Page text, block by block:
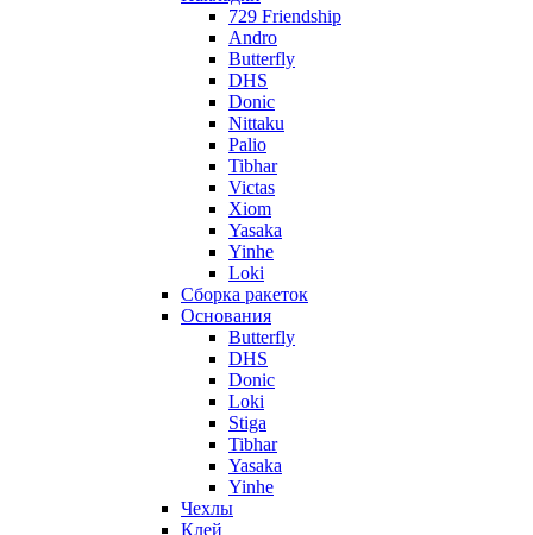
729 Friendship
Andro
Butterfly
DHS
Donic
Nittaku
Palio
Tibhar
Victas
Xiom
Yasaka
Yinhe
Loki
Сборка ракеток
Основания
Butterfly
DHS
Donic
Loki
Stiga
Tibhar
Yasaka
Yinhe
Чехлы
Клей